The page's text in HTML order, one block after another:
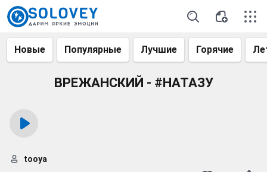
Новые Популярные Лучшие Горячие
ВРЕЖАНСКИЙ - #НАТАЗУ
tooya